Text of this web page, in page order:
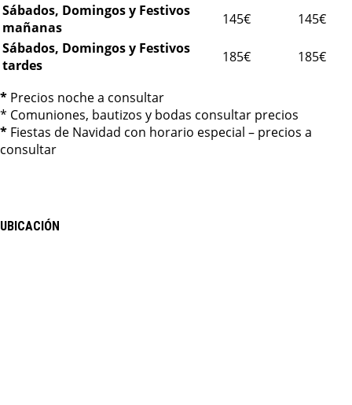
Sábados, Domingos y Festivos
mañanas
145€
145€
Sábados, Domingos y Festivos
tardes
185€ 185€
* Precios noche a consultar
* Comuniones, bautizos y bodas consultar precios
* Fiestas de Navidad con horario especial – precios a
consultar
UBICACIÓN